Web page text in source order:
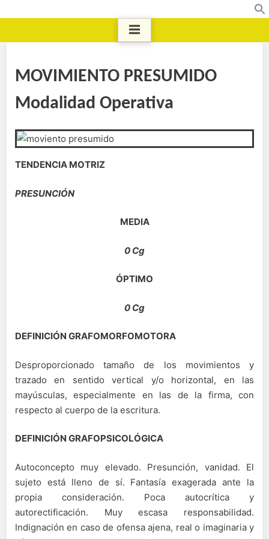
MOVIMIENTO PRESUMIDO
Modalidad Operativa
TENDENCIA MOTRIZ
PRESUNCIÓN
MEDIA
0 Cg
ÓPTIMO
0 Cg
DEFINICIÓN GRAFOMORFOMOTORA
Desproporcionado tamaño de los movimientos y
trazado en sentido vertical y/o horizontal, en las
mayúsculas, especialmente en las de la firma, con
respecto al cuerpo de la escritura.
DEFINICIÓN GRAFOPSICOLÓGICA
Autoconcepto muy elevado. Presunción, vanidad. El
sujeto está lleno de sí. Fantasía exagerada ante la
propia consideración. Poca autocrítica y
autorectificación. Muy escasa responsabilidad.
Indignación en caso de ofensa ajena, real o imaginaria y